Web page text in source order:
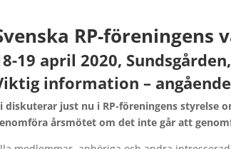
RP-föreningens
19 april 2020,
information –
diskuterar just nu i RP-föreningens styrelse
årsmötet om det inte går att